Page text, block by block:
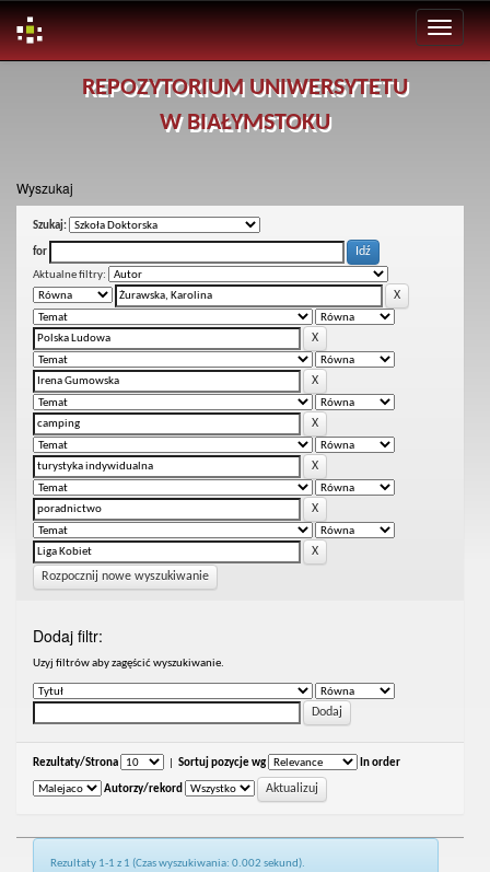
REPOZYTORIUM UNIWERSYTETU
W BIAŁYMSTOKU
Wyszukaj
Szukaj:
for
Aktualne filtry:
Rozpocznij nowe wyszukiwanie
Dodaj filtr:
Uzyj filtrów aby zagęścić wyszukiwanie.
Rezultaty/Strona Sortuj pozycje wg In order
Autorzy/rekord
Rezultaty 1-1 z 1 (Czas wyszukiwania: 0.002 sekund).